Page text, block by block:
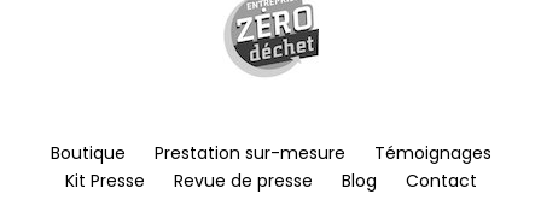
Boutique Prestation sur-mesure
Témoignages
Kit Presse
Revue de presse Blog
Contact